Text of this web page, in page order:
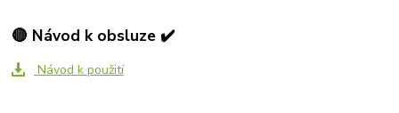
🔴 Návod k obsluze ✔️
Návod k použití